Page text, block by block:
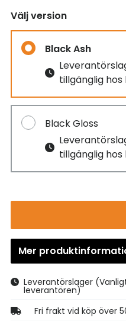
Välj version
Black Ash
tillgänglig
Black Gloss
tillgänglig
Mer
Leverantörslager
leverantören)
Fri frakt vid köp över